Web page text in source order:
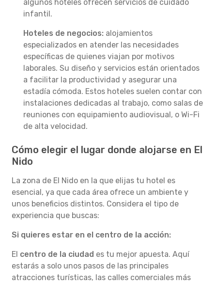
algunos hoteles ofrecen servicios de cuidado
infantil.
Hoteles de negocios: alojamientos
especializados en atender las necesidades
específicas de quienes viajan por motivos
laborales. Su diseño y servicios están orientados
a facilitar la productividad y asegurar una
estadía cómoda. Estos hoteles suelen contar con
instalaciones dedicadas al trabajo, como salas de
reuniones con equipamiento audiovisual, o Wi-Fi
de alta velocidad.
Cómo elegir el lugar donde alojarse en El
Nido
La zona de El Nido en la que elijas tu hotel es
esencial, ya que cada área ofrece un ambiente y
unos beneficios distintos. Considera el tipo de
experiencia que buscas:
Si quieres estar en el centro de la acción:
El centro de la ciudad es tu mejor apuesta. Aquí
estarás a solo unos pasos de las principales
atracciones turísticas, las calles comerciales más